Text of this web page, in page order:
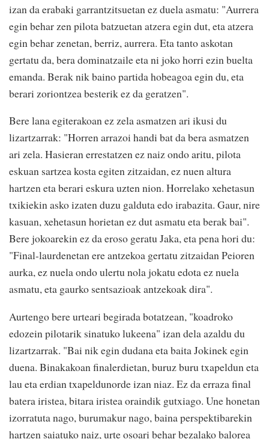
izan da erabaki garrantzitsuetan ez duela asmatu: "Aurrera
egin behar zen pilota batzuetan atzera egin dut, eta atzera
egin behar zenetan, berriz, aurrera. Eta tanto askotan
gertatu da, bera dominatzaile eta ni joko horri ezin buelta
emanda. Berak nik baino partida hobeagoa egin du, eta
berari zoriontzea besterik ez da geratzen".
Bere lana egiterakoan ez zela asmatzen ari ikusi du
lizartzarrak: "Horren arrazoi handi bat da bera asmatzen
ari zela. Hasieran errestatzen ez naiz ondo aritu, pilota
eskuan sartzea kosta egiten zitzaidan, ez nuen altura
hartzen eta berari eskura uzten nion. Horrelako xehetasun
txikiekin asko izaten duzu galduta edo irabazita. Gaur, nire
kasuan, xehetasun horietan ez dut asmatu eta berak bai".
Bere jokoarekin ez da eroso geratu Jaka, eta pena hori du:
"Final-laurdenetan ere antzekoa gertatu zitzaidan Peioren
aurka, ez nuela ondo ulertu nola jokatu edota ez nuela
asmatu, eta gaurko sentsazioak antzekoak dira".
Aurtengo bere urteari begirada botatzean, "koadroko
edozein pilotarik sinatuko lukeena" izan dela azaldu du
lizartzarrak. "Bai nik egin dudana eta baita Jokinek egin
duena. Binakakoan finalerdietan, buruz buru txapeldun eta
lau eta erdian txapeldunorde izan niaz. Ez da erraza final
batera iristea, bitara iristea oraindik gutxiago. Une honetan
izorratuta nago, burumakur nago, baina perspektibarekin
hartzen saiatuko naiz, urte osoari behar bezalako balorea